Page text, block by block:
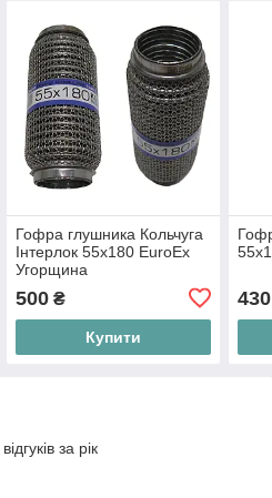
Гофра глушника Кольчуга
Інтерлок 55х180 EuroEx
Угорщина
500₴
Купити
430
за рік